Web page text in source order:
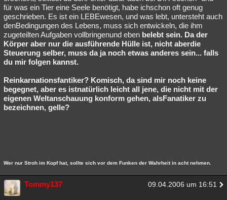
für was ein Tier eine Seele benötigt, habe ichschon oft genug
geschrieben. Es ist ein LEBEwesen, und was lebt, untersteht auch
denBedingungen des Lebens, muss sich entwickeln, die ihm
zugeteilten Aufgaben vollbringenund eben belebt sein. Da der
Körper aber nur die ausführende Hülle ist, nicht aberdie
Steuerung selber, muss da ja noch etwas anderes sein... falls
du mir folgen kannst.
Reinkarnationsfantiker? Komisch, da sind mir noch keine
begegnet, aber es istnatürlich leicht all jene, die nicht mit der
eigenen Weltanschauung konform gehen, alsFanatiker zu
bezeichnen, gelle?
Wer nur Stroh im Kopf hat, sollte sich vor dem Funken der Wahrheit in acht nehmen.
Tommy137 09.04.2006 um 16:51